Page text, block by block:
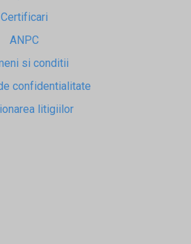
Certificari
ANPC
si conditii
confidentialitate
litigiilor